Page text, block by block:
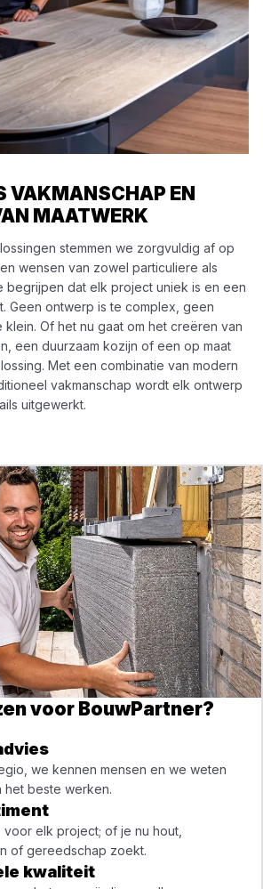
VAKMANSCHAP EN
MAATWERK
stemmen we zorgvuldig af op
wensen van zowel particuliere als
begrijpen dat elk project uniek is en een
Geen ontwerp is te complex, geen
Of het nu gaat om het creëren van
een duurzaam kozijn of een op maat
Met een combinatie van modern
vakmanschap wordt elk ontwerp
uitgewerkt.
voor BouwPartner?
we kennen mensen en we weten
het beste werken.
elk project; of je nu hout,
of gereedschap zoekt.
kwaliteit